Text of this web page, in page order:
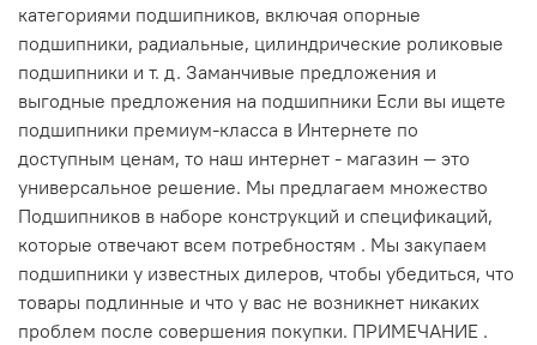
категориями подшипников, включая опорные
подшипники, радиальные, цилиндрические роликовые
подшипники и т. д. Заманчивые предложения и
выгодные предложения на подшипники Если вы ищете
подшипники премиум-класса в Интернете по
доступным ценам, то наш интернет - магазин — это
универсальное решение. Мы предлагаем множество
Подшипников в наборе конструкций и спецификаций,
которые отвечают всем потребностям . Мы закупаем
подшипники у известных дилеров, чтобы убедиться, что
товары подлинные и что у вас не возникнет никаких
проблем после совершения покупки. ПРИМЕЧАНИЕ .